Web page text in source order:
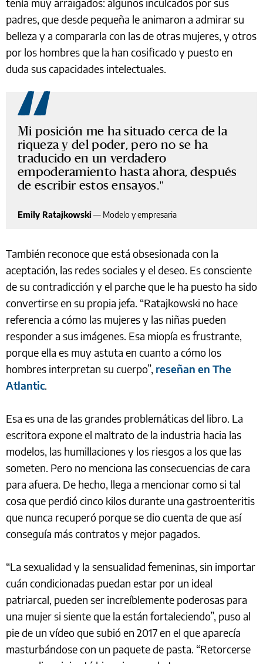
tenía muy arraigados: algunos inculcados por sus
padres, que desde pequeña le animaron a admirar su
belleza y a compararla con las de otras mujeres, y otros
por los hombres que la han cosificado y puesto en
duda sus capacidades intelectuales.
Mi posición me ha situado cerca de la
riqueza y del poder, pero no se ha
traducido en un verdadero
empoderamiento hasta ahora, después
de escribir estos ensayos.
Emily Ratajkowski— Modelo y empresaria
También reconoce que está obsesionada con la
aceptación, las redes sociales y el deseo. Es consciente
de su contradicción y el parche que le ha puesto ha sido
convertirse en su propia jefa. “Ratajkowski no hace
referencia a cómo las mujeres y las niñas pueden
responder a sus imágenes. Esa miopía es frustrante,
porque ella es muy astuta en cuanto a cómo los
hombres interpretan su cuerpo”, reseñan en The
Atlantic.
Esa es una de las grandes problemáticas del libro. La
escritora expone el maltrato de la industria hacia las
modelos, las humillaciones y los riesgos a los que las
someten. Pero no menciona las consecuencias de cara
para afuera. De hecho, llega a mencionar como si tal
cosa que perdió cinco kilos durante una gastroenteritis
que nunca recuperó porque se dio cuenta de que así
conseguía más contratos y mejor pagados.
“La sexualidad y la sensualidad femeninas, sin importar
cuán condicionadas puedan estar por un ideal
patriarcal, pueden ser increíblemente poderosas para
una mujer si siente que la están fortaleciendo”, puso al
pie de un vídeo que subió en 2017 en el que aparecía
masturbándose con un paquete de pasta. “Retorcerse